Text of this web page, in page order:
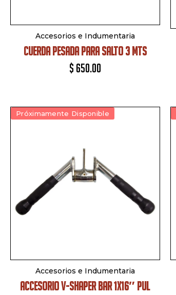
Accesorios e Indumentaria
CUERDA PESADA PARA SALTO 3 MTS
$ 650.00
Próximamente Disponible
Accesorios e Indumentaria
ACCESORIO V-SHAPER BAR 1X16″ PUL